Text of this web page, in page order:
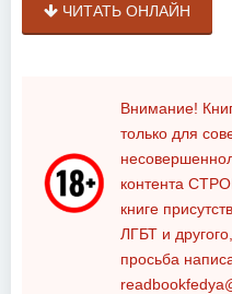
ЧИТАТЬ ОНЛАЙН
Внимание!
только для
контента
книге
ЛГБТ и
просьба